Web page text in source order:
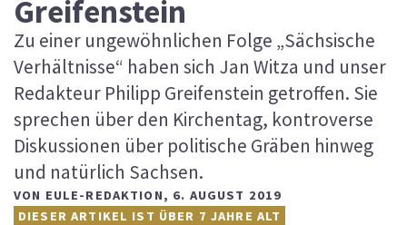
Greifenstein
Zu einer ungewöhnlichen Folge „Sächsische
Verhältnisse“ haben sich Jan Witza und unser
Redakteur Philipp Greifenstein getroffen. Sie
sprechen über den Kirchentag, kontroverse
Diskussionen über politische Gräben hinweg
und natürlich Sachsen.
VON EULE-REDAKTION, 6. AUGUST 2019
DIESER ARTIKEL IST ÜBER 7 JAHRE ALT